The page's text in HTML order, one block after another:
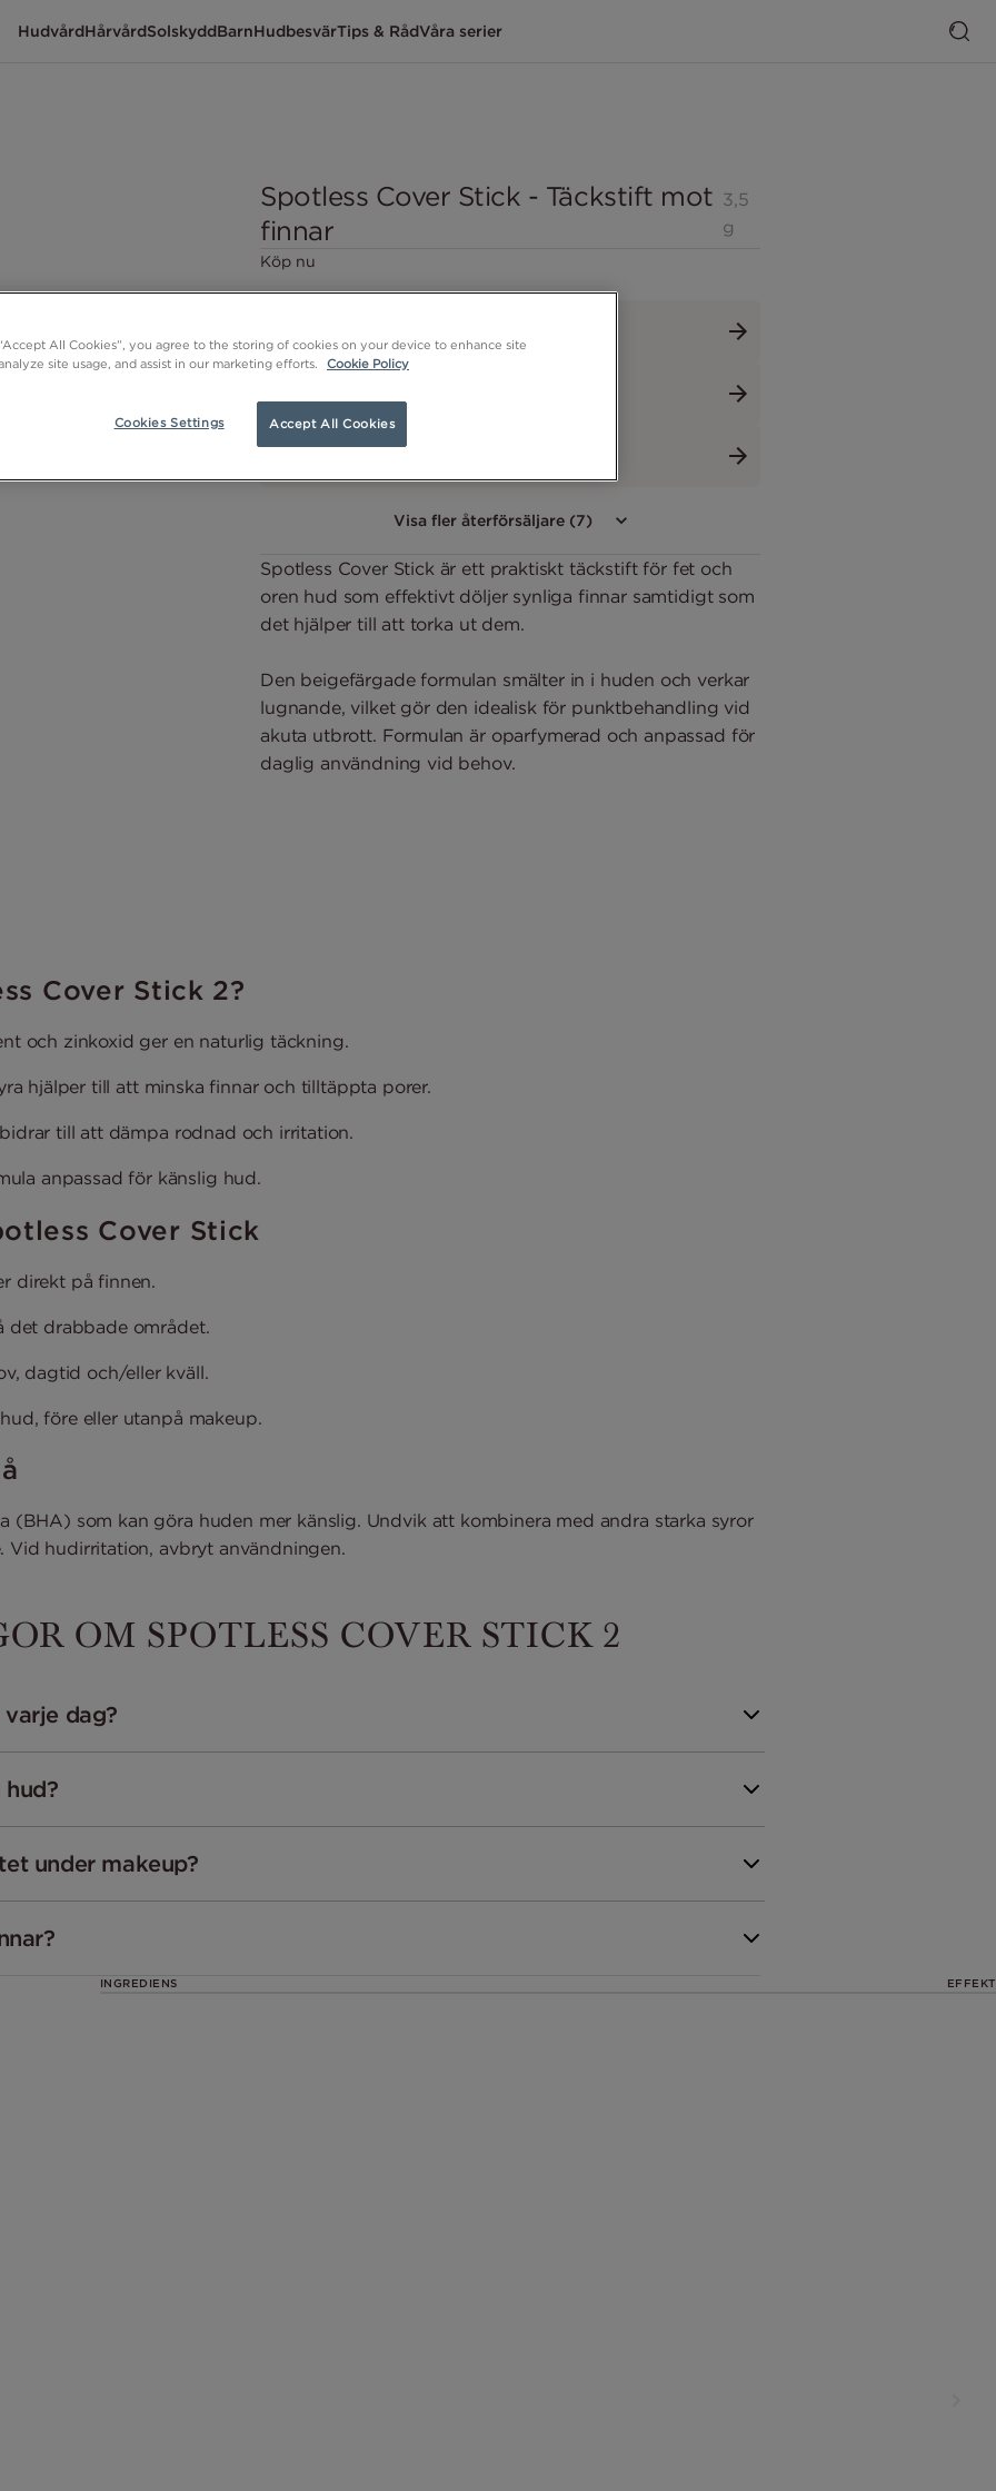
HudvårdHårvårdSolskyddBarnHudbesvärTips & RådVåra serier
Spotless Cover Stick - Täckstift mot
finnar
3,5
g
Köp nu
Visa fler återförsäljare (7)
Spotless Cover Stick är ett praktiskt täckstift för fet och
oren hud som effektivt döljer synliga finnar samtidigt som
det hjälper till att torka ut dem.
Den beigefärgade formulan smälter in i huden och verkar
lugnande, vilket gör den idealisk för punktbehandling vid
akuta utbrott. Formulan är oparfymerad och anpassad för
daglig användning vid behov.
Cover Stick 2?
och zinkoxid ger en naturlig täckning.
hjälper till att minska finnar och tilltäppta porer.
till att dämpa rodnad och irritation.
anpassad för känslig hud.
Cover Stick
direkt på finnen.
det drabbade området.
dagtid och/eller kväll.
före eller utanpå makeup.
(BHA) som kan göra huden mer känslig. Undvik att kombinera med andra starka syror
Vid hudirritation, avbryt användningen.
OM SPOTLESS COVER STICK 2
dag?
under makeup?
INGREDIENS EFFEKT
All Cookies”, you agree to the storing of cookies on your device to enhance site
site usage, and assist in our marketing efforts.
Cookie Policy
Cookies Settings Accept All Cookies